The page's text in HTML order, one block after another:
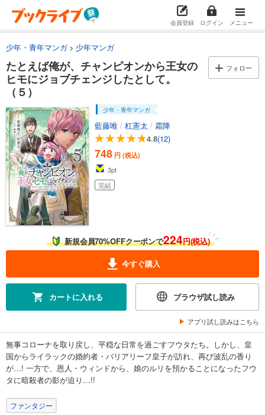
会員登録 ログイン メニュー
少年・青年マンガ 少年マンガ
たとえば俺が、チャンピオンから王女の
ヒモにジョブチェンジしたとして。
（５）
フォロー
少年・青年マンガ
藍藤唯 / 杠憲太 / 霜降
4.8(12)
748 円 (税込)
3pt
完結
新規会員70%OFFクーポンで224円(税込)
今すぐ購入
カートに入れる ブラウザ試し読み
アプリ試し読みはこちら
無事コローナを取り戻し、平穏な日常を過ごすフウタたち。しかし、皇
国からライラックの婚約者・バリアリーフ皇子が訪れ、再び波乱の香り
が…! 一方で、恩人・ウィンドから、娘のルリを預かることになったフウ
タに暗殺者の影が迫り…!!
ファンタジー